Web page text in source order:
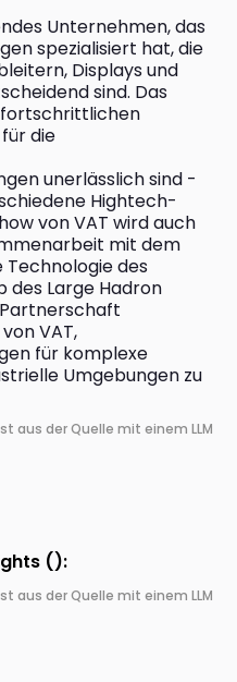
Unternehmen, das
spezialisiert hat, die
Displays und
sind. Das
die
unerlässlich sind -
Hightech-
von VAT wird auch
mit dem
Technologie des
des Large Hadron
VAT,
für komplexe
Umgebungen zu
aus der Quelle mit einem LLM
():
aus der Quelle mit einem LLM